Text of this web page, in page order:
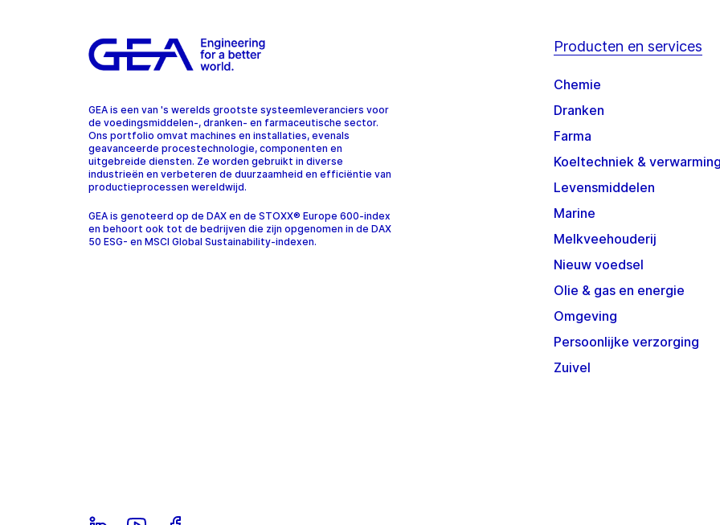
GEA is een van 's werelds grootste systeemleveranciers voor
de voedingsmiddelen-, dranken- en farmaceutische sector.
Ons portfolio omvat machines en installaties, evenals
geavanceerde procestechnologie, componenten en
uitgebreide diensten. Ze worden gebruikt in diverse
industrieën en verbeteren de duurzaamheid en efficiëntie van
productieprocessen wereldwijd.
GEA is genoteerd op de DAX en de STOXX® Europe 600-index
en behoort ook tot de bedrijven die zijn opgenomen in de DAX
50 ESG- en MSCI Global Sustainability-indexen.
Producten en services
Chemie
Dranken
Farma
Koeltechniek & verwarming
Levensmiddelen
Marine
Melkveehouderij
Nieuw voedsel
Olie & gas en energie
Omgeving
Persoonlijke verzorging
Zuivel